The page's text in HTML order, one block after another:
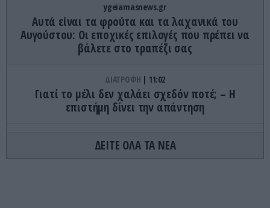
ygeiamasnews.gr
Αυτά είναι τα φρούτα και τα λαχανικά του
Αυγούστου: Οι εποχικές επιλογές που πρέπει να
βάλετε στο τραπέζι σας
ΔΙΑΤΡΟΦΗ 11:02
Γιατί το μέλι δεν χαλάει σχεδόν ποτέ; – Η
επιστήμη δίνει την απάντηση
GOOD LIFE 11:00
Το μυστικό πίσω από το «γαλάζιο αίμα» των
ΔΕΙΤΕ ΟΛΑ ΤΑ ΝΕΑ